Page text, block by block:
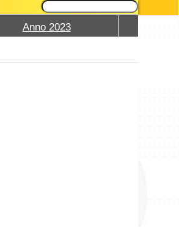
Anno 2023